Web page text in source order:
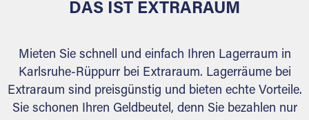
DAS IST EXTRARAUM
Mieten Sie schnell und einfach Ihren Lagerraum in
Karlsruhe-Rüppurr bei Extraraum. Lagerräume bei
Extraraum sind preisgünstig und bieten echte Vorteile.
Sie schonen Ihren Geldbeutel, denn Sie bezahlen nur